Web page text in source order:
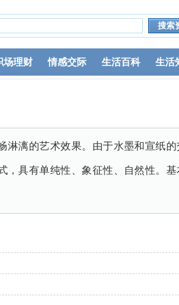
场理财 情感交际 生活百科 生活
淋漓的艺术效果。由于水墨和宣纸的
，具有单纯性、象征性、自然性。基